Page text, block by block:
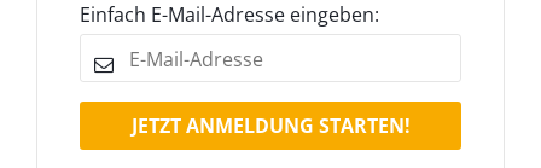
Einfach E-Mail-Adresse eingeben:
JETZT ANMELDUNG STARTEN!